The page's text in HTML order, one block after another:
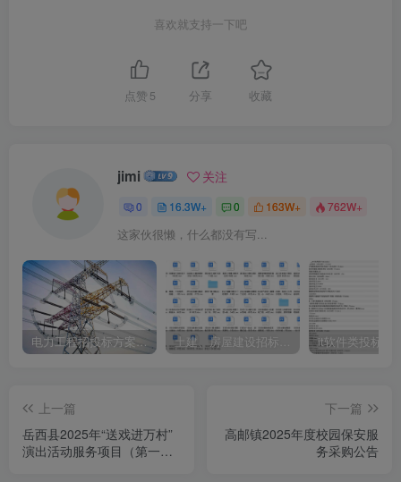
喜欢就支持一下吧
点赞 5 分享 收藏
jimi 关注
0 16.3W+ 0 163W+ 762W+
这家伙很懒，什么都没有写...
电力工程招投标方案模板 土建、房屋建设招标文件标书模板 it软件类投标书
上一篇
岳西县2025年“送戏进万村”
演出活动服务项目（第一
下一篇
高邮镇2025年度校园保安服
务采购公告